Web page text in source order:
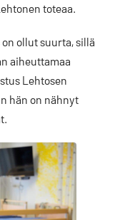
toteaa.
ollut suurta, sillä
aiheuttamaa
Lehtosen
hän on nähnyt